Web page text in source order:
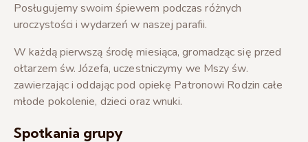
Posługujemy swoim śpiewem podczas różnych
uroczystości i wydarzeń w naszej parafii.
W każdą pierwszą środę miesiąca, gromadząc się przed
ołtarzem św. Józefa, uczestniczymy we Mszy św.
zawierzając i oddając pod opiekę Patronowi Rodzin całe
młode pokolenie, dzieci oraz wnuki.
Spotkania grupy